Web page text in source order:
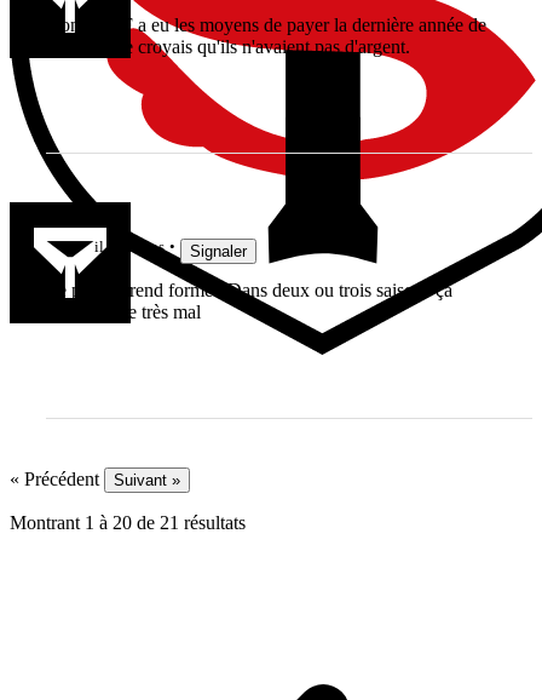
Donc le SF a eu les moyens de payer la dernière année de
Fickou ? Je croyais qu'ils n'avaient pas d'argent.
il y a 8 ans Signaler
Le projet prend forme . Dans deux ou trois saisons ça
devrait faire très mal
« Précédent Suivant »
Montrant 1 à 20 de 21 résultats